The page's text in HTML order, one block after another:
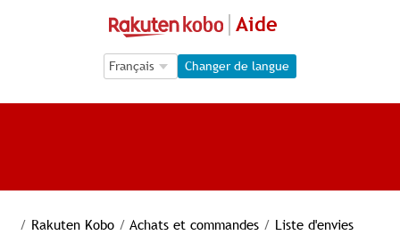
Aide
Language Selection
Language Selection
Changer de langue
/ Rakuten Kobo / Achats et commandes / Liste d'envies